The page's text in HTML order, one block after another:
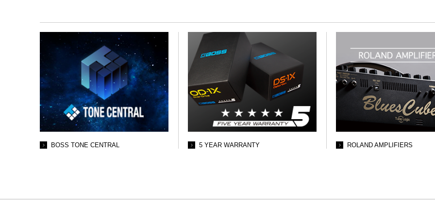
BOSS TONE CENTRAL 5 YEAR WARRANTY ROLAND AMPLIFIERS